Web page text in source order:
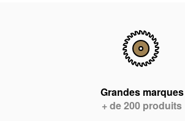
Grandes marques
+ de 200 produits